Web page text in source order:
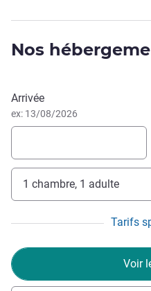
Top leisure destinations at
top 4 unseen attractions ;
Nos
Réserver cet hôtel
Arrivée
ex: 13/08/2026
1 chambre, 1 adulte
Tarifs
Voir